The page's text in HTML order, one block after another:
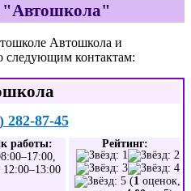
"Автошкола"
Автошкола и
следующим контактам:
282-87-45
работы:
12:00–13:00
Рейтинг:
(1 оценок,